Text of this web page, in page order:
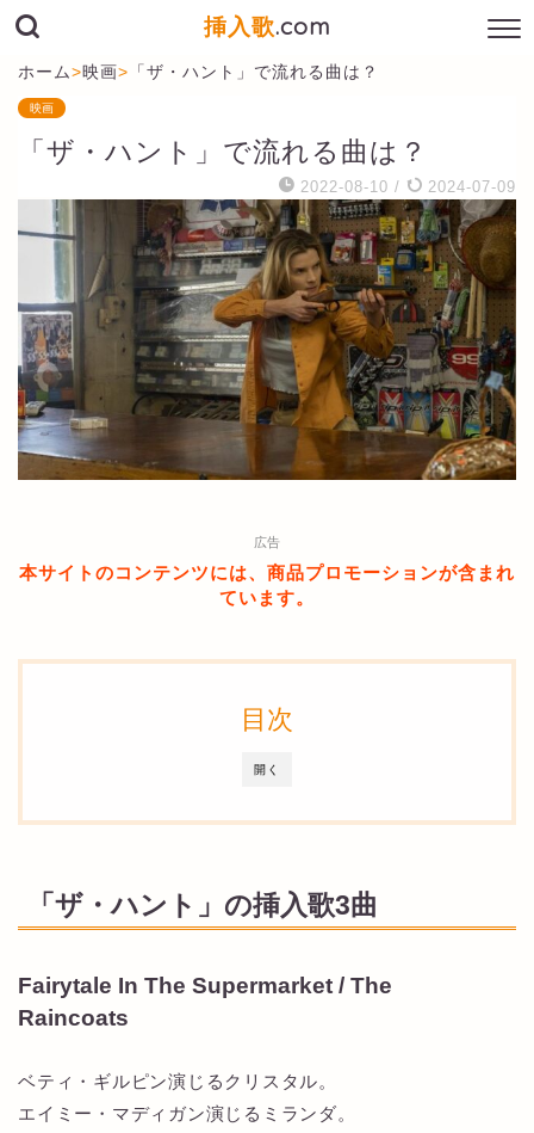
挿入歌.com
ホーム>映画> 「ザ・ハント」で流れる曲は？
映画
「ザ・ハント」で流れる曲は？
2022-08-10 / 2024-07-09
広告
本サイトのコンテンツには、商品プロモーションが含まれ
ています。
開く
目次
「ザ・ハント」の挿入歌3曲
Fairytale In The Supermarket / The
Raincoats
ベティ・ギルピン演じるクリスタル。
エイミー・マディガン演じるミランダ。